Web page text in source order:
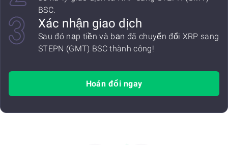
BSC.
Xác nhận giao dịch
Sau đó nạp tiền và bạn đã chuyển đổi XRP sang
STEPN (GMT) BSC thành công!
Hoán đổi ngay